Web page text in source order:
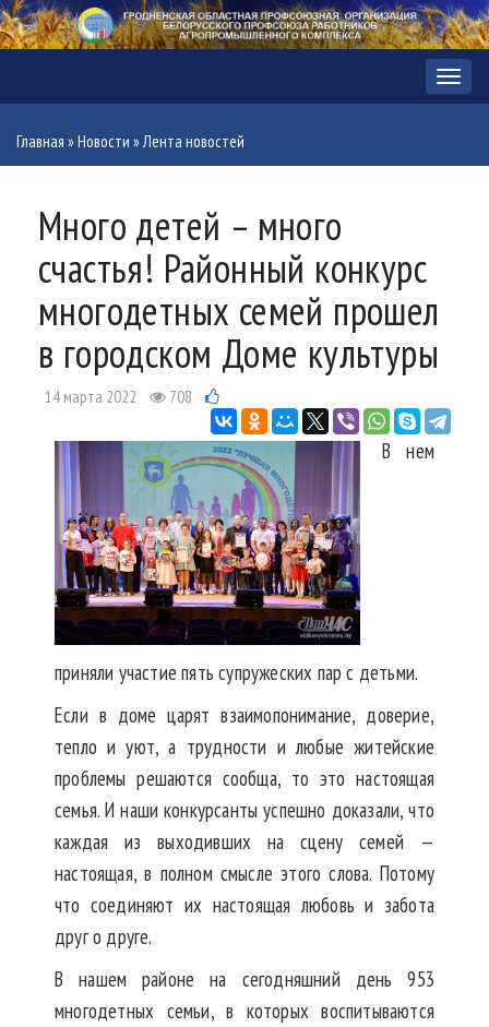
Меню
Главная »Новости »Лента новостей
Много детей – много
счастья! Районный конкурс
многодетных семей прошел
в городском Доме культуры
14 марта 2022 708
В нем
приняли участие пять супружеских пар с детьми.
Если в доме царят взаимопонимание, доверие,
тепло и уют, а трудности и любые житейские
проблемы решаются сообща, то это настоящая
семья. И наши конкурсанты успешно доказали, что
каждая из выходивших на сцену семей —
настоящая, в полном смысле этого слова. Потому
что соединяют их настоящая любовь и забота
друг о друге.
В нашем районе на сегодняшний день 953
многодетных семьи, в которых воспитываются